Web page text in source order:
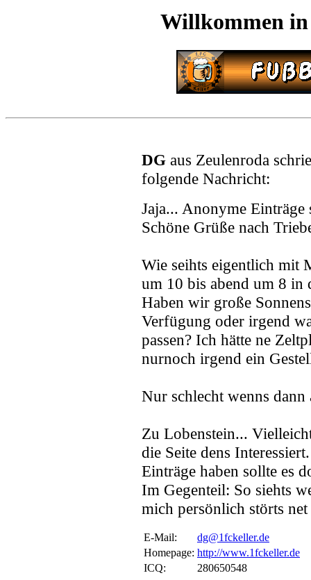
Willkommen
DG aus Zeulenroda
folgende Nachricht:
Jaja... Anonyme Einträge
Schöne Grüße nach
Wie seihts eigentlich mit
um 10 bis abend um 8 in
Haben wir große
Verfügung oder irgend
passen? Ich hätte ne
nurnoch irgend ein
Nur schlecht wenns
Zu Lobenstein...
die Seite dens
Einträge haben sollte es
Im Gegenteil: So siehts
mich persönlich störts net
E-Mail:
dg@1fckeller.de
Homepage: http://www.1fckeller.de
ICQ:
280650548